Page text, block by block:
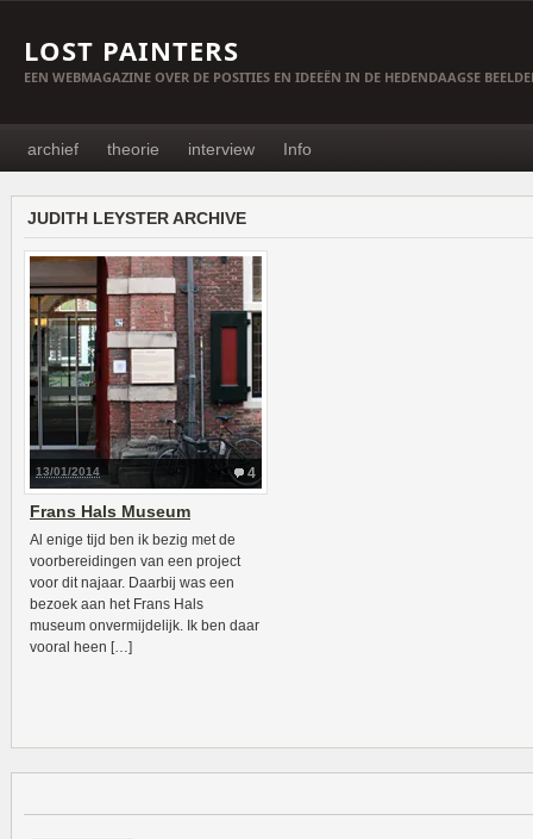
LOST PAINTERS
EEN WEBMAGAZINE OVER DE POSITIES EN IDEEËN IN DE HEDENDAAGSE
archief theorie interview Info
JUDITH LEYSTER ARCHIVE
4
13/01/2014
Frans Hals Museum
Al enige tijd ben ik bezig met de
voorbereidingen van een project
voor dit najaar. Daarbij was een
bezoek aan het Frans Hals
museum onvermijdelijk. Ik ben daar
vooral heen […]